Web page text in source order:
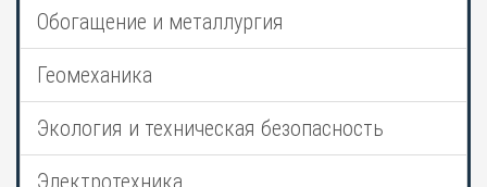
Обогащение и металлургия
Геомеханика
Экология и техническая безопасность
Электротехника